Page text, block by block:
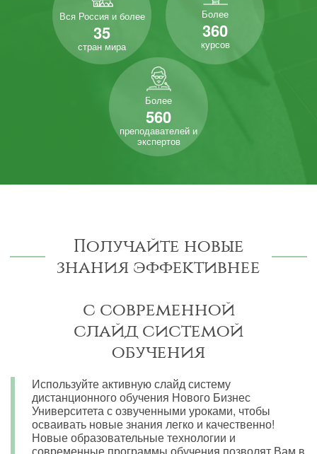
Вся Россия и более
35
стран мира
Более
360
курсов
Более
560
преподавателей и
экспертов
Получайте новые
знания эффективнее
с современной
слайд системой
обучения
Используйте активную слайд систему
дистанционного обучения Нового Бизнес
Университета с озвученными уроками, чтобы
осваивать новые знания легко и качественно!
Новые образовательные технологии и
современные программы обучения позволят Вам в